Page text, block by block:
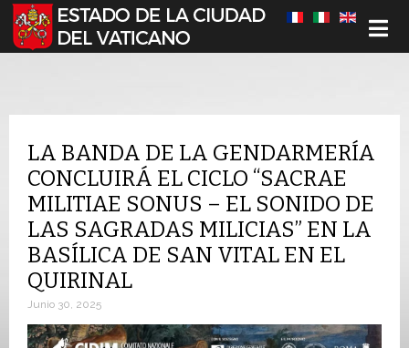
Seleccione su idioma
LA BANDA DE LA GENDARMERÍA
CONCLUIRÁ EL CICLO “SACRAE
MILITIAE SONUS – EL SONIDO DE
LAS SAGRADAS MILICIAS” EN LA
BASÍLICA DE SAN VITAL EN EL
QUIRINAL
Junio 30, 2025